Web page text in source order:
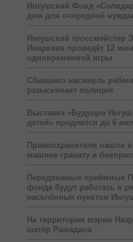
Ингушский Фонд
дом для очередной
Ингушский гроссмейстер
Инаркиев проведёт 12
одновременной игры
Сбившего насмерть
разыскивает полиция
Выставка «Будущее
детей» продлится до 6
Правоохранители нашли в
машине гранату и
Передвижные приёмные
фонда будут работать в
населённых пунктов
На территории мэрии
шатёр Рамадана